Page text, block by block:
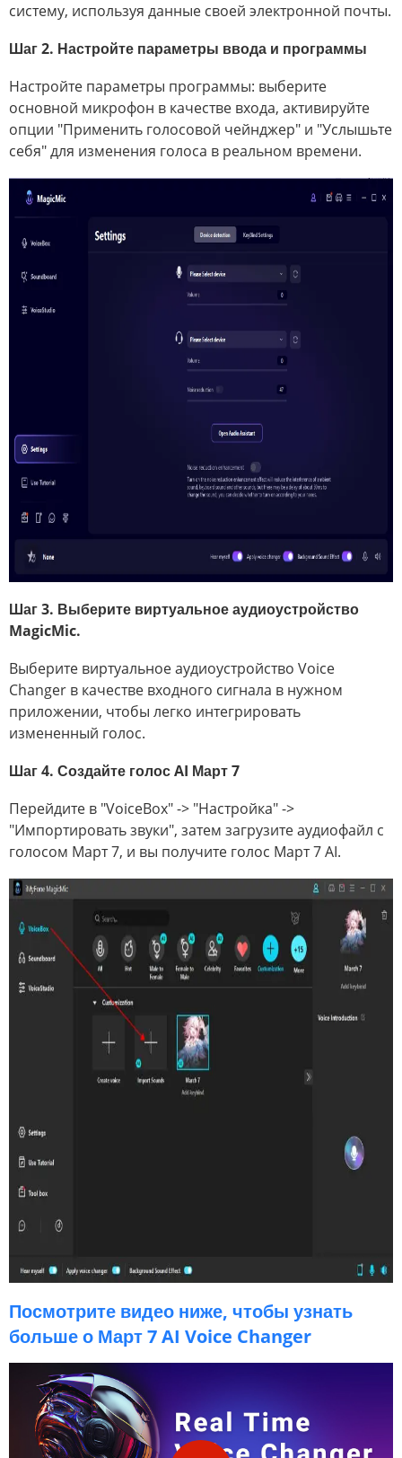
систему, используя данные своей электронной почты.
Шаг 2. Настройте параметры ввода и программы
Настройте параметры программы: выберите
основной микрофон в качестве входа, активируйте
опции "Применить голосовой чейнджер" и "Услышьте
себя" для изменения голоса в реальном времени.
Шаг 3. Выберите виртуальное аудиоустройство
MagicMic.
Выберите виртуальное аудиоустройство Voice
Changer в качестве входного сигнала в нужном
приложении, чтобы легко интегрировать
измененный голос.
Шаг 4. Создайте голос AI Март 7
Перейдите в "VoiceBox" -> "Настройка" ->
"Импортировать звуки", затем загрузите аудиофайл с
голосом Март 7, и вы получите голос Март 7 AI.
Посмотрите видео ниже, чтобы узнать
больше о Март 7 AI Voice Changer